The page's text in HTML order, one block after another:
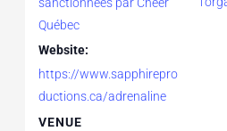
sanctionnées par Cheer
Québec
Website:
https://www.sapphirepro
ductions.ca/adrenaline
VENUE